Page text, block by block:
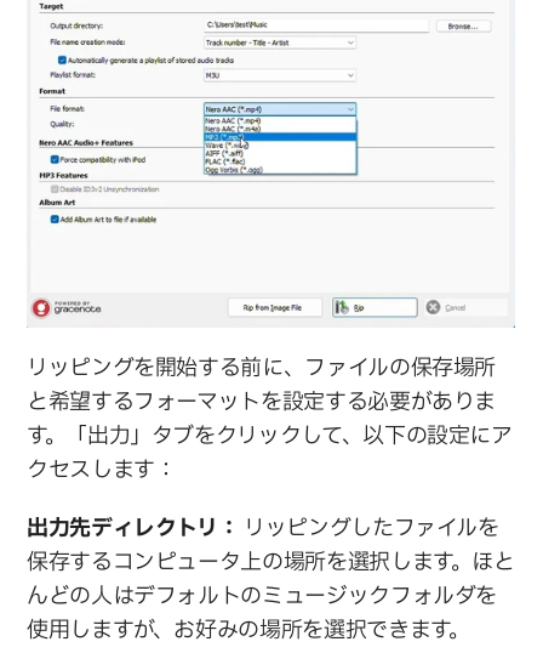
リッピングを開始する前に、ファイルの保存場所
と希望するフォーマットを設定する必要がありま
す。「出力」タブをクリックして、以下の設定にア
クセスします：
出力先ディレクトリ： リッピングしたファイルを
保存するコンピュータ上の場所を選択します。ほと
んどの人はデフォルトのミュージックフォルダを
使用しますが、お好みの場所を選択できます。